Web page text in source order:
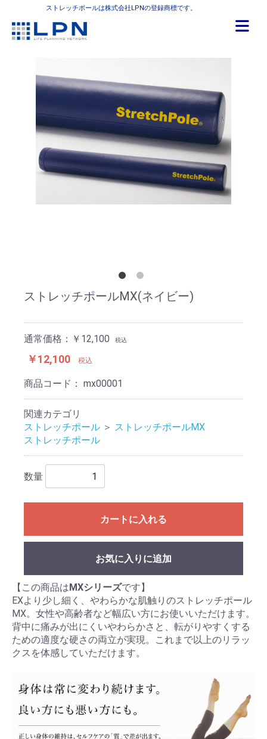
ストレッチポールは株式会社LPNの登録商標です。
ストレッチポールMX(ネイビー)
通常価格：￥12,100 税込
￥12,100 税込
商品コード： mx00001
関連カテゴリ
ストレッチポール ＞ ストレッチポールMX
ストレッチポール
数量
カートに入れる
お気に入りに追加
【この商品はMXシリーズです】
EXより少し細く、やわらかな肌触りのストレッチポール
MX。女性や高齢者など幅広い方にお使いいただけます。
背中に痛みが出にくいやわらかさと、転がりやすくする
ための適度な硬さの両立が実現。これまで以上のリラッ
クスを体感していただけます。